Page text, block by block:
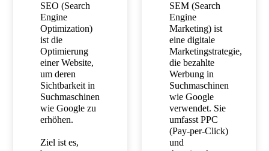
SEO (Search
Engine
Optimization)
ist die
Optimierung
einer Website,
um deren
Sichtbarkeit in
Suchmaschinen
wie Google zu
erhöhen.
Ziel ist es,
SEM (Search
Engine
Marketing) ist
eine digitale
Marketingstrategie,
die bezahlte
Werbung in
Suchmaschinen
wie Google
verwendet. Sie
umfasst PPC
(Pay-per-Click)
und